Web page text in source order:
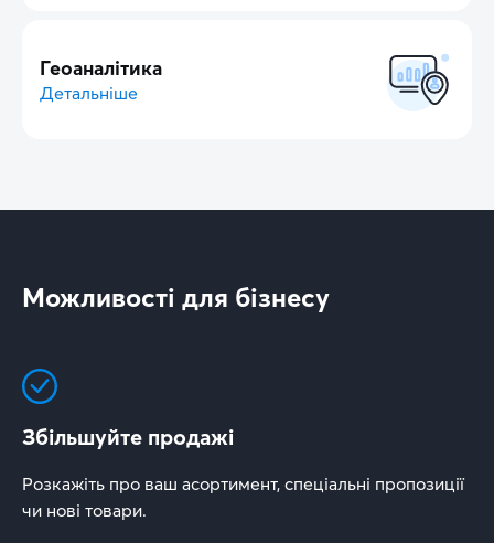
Геоаналітика
Детальніше
Можливості для бізнесу
Збільшуйте продажі
Розкажіть про ваш асортимент, спеціальні пропозиції
чи нові товари.